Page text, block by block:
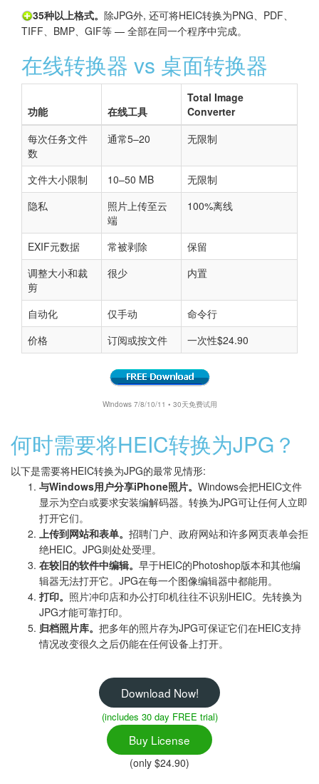
35种以上格式。 除JPG外, 还可将HEIC转换为PNG、PDF、
TIFF、BMP、GIF等 — 全部在同一个程序中完成。
在线转换器 vs 桌面转换器
功能 在线工具
Total Image
Converter
每次任务文件
数
通常5–20 无限制
文件大小限制 10–50 MB
无限制
隐私
照片上传至云
端
100%离线
EXIF元数据 常被剥除
保留
调整大小和裁
剪
很少 内置
自动化 仅手动
命令行
价格
订阅或按文件 一次性$24.90
Windows 7/8/10/11 • 30天免费试用
何时需要将HEIC转换为JPG？
以下是需要将HEIC转换为JPG的最常见情形:
与Windows用户分享iPhone照片。 Windows会把HEIC文件
显示为空白或要求安装编解码器。转换为JPG可让任何人立即
打开它们。
上传到网站和表单。 招聘门户、政府网站和许多网页表单会拒
绝HEIC。JPG则处处受理。
在较旧的软件中编辑。 早于HEIC的Photoshop版本和其他编
辑器无法打开它。JPG在每一个图像编辑器中都能用。
打印。 照片冲印店和办公打印机往往不识别HEIC。先转换为
JPG才能可靠打印。
归档照片库。 把多年的照片存为JPG可保证它们在HEIC支持
情况改变很久之后仍能在任何设备上打开。
Download Now!
(includes 30 day FREE trial)
Buy License
(only $24.90)